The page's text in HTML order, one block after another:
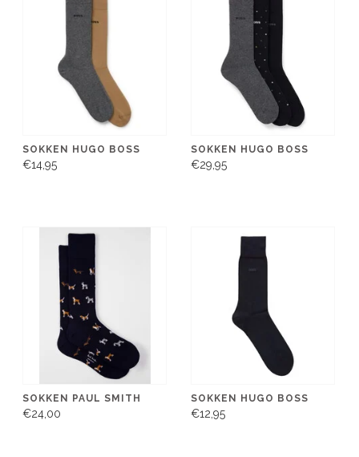
SOKKEN HUGO BOSS
€14,95
SOKKEN HUGO BOSS
€29,95
SOKKEN PAUL SMITH
€24,00
SOKKEN HUGO BOSS
€12,95